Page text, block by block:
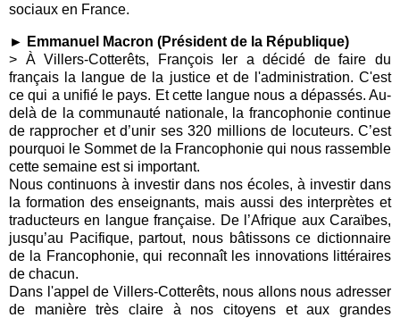
sociaux en France.
► Emmanuel Macron (Président de la République)
> À Villers-Cotterêts, François Ier a décidé de faire du
français la langue de la justice et de l'administration. C'est
ce qui a unifié le pays. Et cette langue nous a dépassés. Au-
delà de la communauté nationale, la francophonie continue
de rapprocher et d’unir ses 320 millions de locuteurs. C’est
pourquoi le Sommet de la Francophonie qui nous rassemble
cette semaine est si important.
Nous continuons à investir dans nos écoles, à investir dans
la formation des enseignants, mais aussi des interprètes et
traducteurs en langue française. De l’Afrique aux Caraïbes,
jusqu’au Pacifique, partout, nous bâtissons ce dictionnaire
de la Francophonie, qui reconnaît les innovations littéraires
de chacun.
Dans l'appel de Villers-Cotterêts, nous allons nous adresser
de manière très claire à nos citoyens et aux grandes